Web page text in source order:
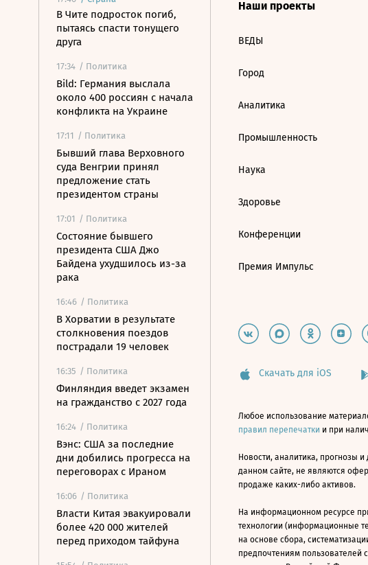
В Чите подросток погиб,
пытаясь спасти тонущего
друга
17:34 / Политика
Bild: Германия выслала
около 400 россиян с начала
конфликта на Украине
17:11 / Политика
Бывший глава Верховного
суда Венгрии принял
предложение стать
президентом страны
17:01 / Политика
Состояние бывшего
президента США Джо
Байдена ухудшилось из-за
рака
16:46 / Политика
В Хорватии в результате
столкновения поездов
пострадали 19 человек
16:35 / Политика
Финляндия введет экзамен
на гражданство с 2027 года
16:24 / Политика
Вэнс: США за последние
дни добились прогресса на
переговорах с Ираном
16:06 / Политика
Власти Китая эвакуировали
более 420 000 жителей
перед приходом тайфуна
Наши проекты
ВЕДЫ
Город
Аналитика
Промышленность
Наука
Здоровье
Конференции
Премия Импульс
Скачать для iOS
Любое использование
правил перепечатки и при
Новости, аналитика, прогнозы
данном сайте, не являются
продаже каких-либо активов.
На информационном ресурсе
технологии (информационные
на основе сбора,
предпочтениям пользователей